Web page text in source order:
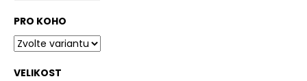
PRO KOHO
VELIKOST
j
e
m